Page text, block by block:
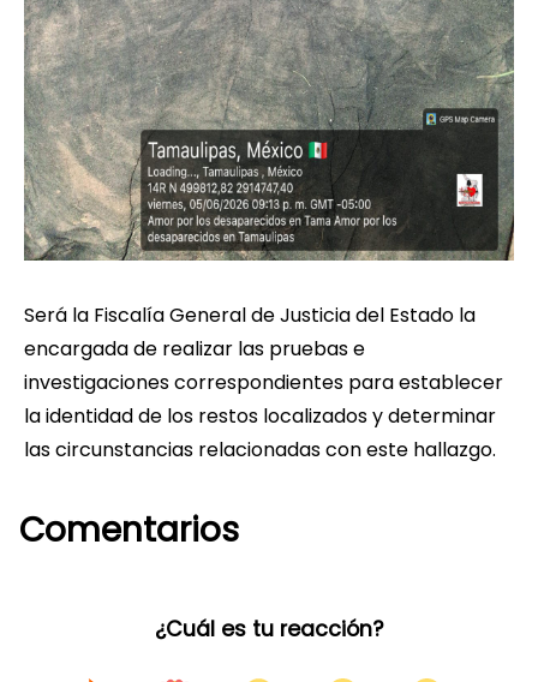
Será la Fiscalía General de Justicia del Estado la
encargada de realizar las pruebas e
investigaciones correspondientes para establecer
la identidad de los restos localizados y determinar
las circunstancias relacionadas con este hallazgo.
Comentarios